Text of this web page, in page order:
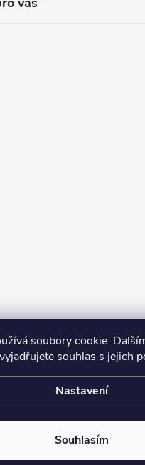
soubory cookie.
souhlas s jejich
Nastavení
Souhlasím
Sledovat na Instagramu
vyhrazena.Upravit nastavení